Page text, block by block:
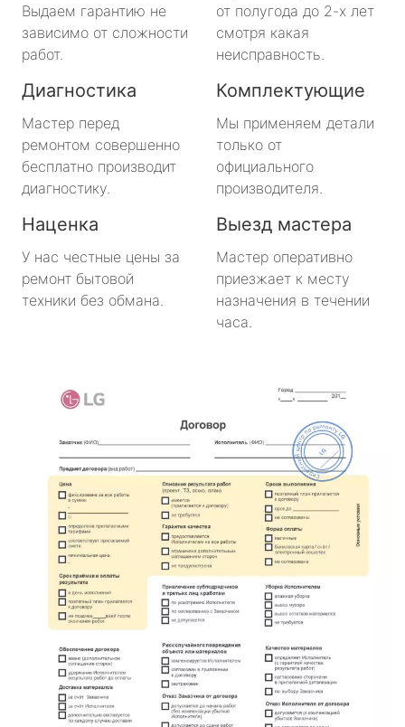
Выдаем гарантию не
зависимо от сложности
работ.
от полугода до 2-х лет
смотря какая
неисправность.
Диагностика
Мастер перед
ремонтом совершенно
бесплатно производит
диагностику.
Комплектующие
Мы применяем детали
только от
официального
производителя.
Наценка
У нас честные цены за
ремонт бытовой
техники без обмана.
Выезд мастера
Мастер оперативно
приезжает к месту
назначения в течении
часа.